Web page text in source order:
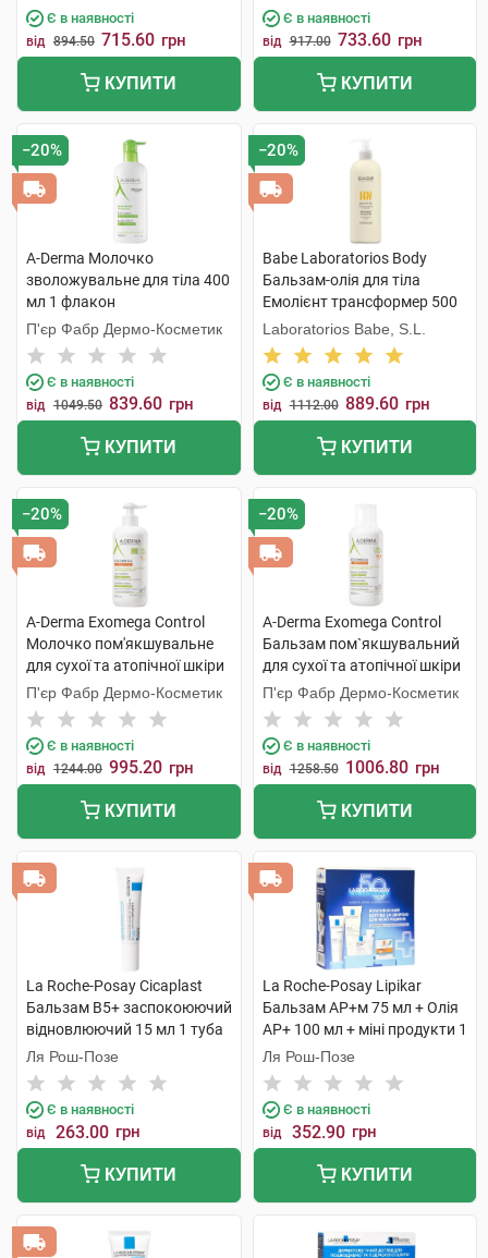
Є в наявності
від 894.50 715.60 грн
КУПИТИ
Є в наявності
від 917.00 733.60 грн
КУПИТИ
−20%
A-Derma Молочко
зволожувальне для тіла 400
мл 1 флакон
П'єр Фабр Дермо-Косметик
Є в наявності
від 1049.50 839.60 грн
КУПИТИ
−20%
Babe Laboratorios Body
Бальзам-олія для тіла
Емолієнт трансформер 500
мл 1 флакон
Laboratorios Babe, S.L.
Є в наявності
від 1112.00 889.60 грн
КУПИТИ
−20%
A-Derma Exomega Control
Молочко пом'якшувальне
для сухої та атопічної шкіри
400 мл 1 флакон
П'єр Фабр Дермо-Косметик
Є в наявності
від 1244.00 995.20 грн
КУПИТИ
−20%
A-Derma Exomega Control
Бальзам пом`якшувальний
для сухої та атопічної шкіри
400 мл 1 туба
П'єр Фабр Дермо-Косметик
Є в наявності
від 1258.50 1006.80 грн
КУПИТИ
La Roche-Posay Cicaplast
Бальзам B5+ заспокоюючий
відновлюючий 15 мл 1 туба
Ля Рош-Позе
Є в наявності
від 263.00 грн
КУПИТИ
La Roche-Posay Lipikar
Бальзам AP+м 75 мл + Олія
AP+ 100 мл + міні продукти 1
набір
Ля Рош-Позе
Є в наявності
від 352.90 грн
КУПИТИ